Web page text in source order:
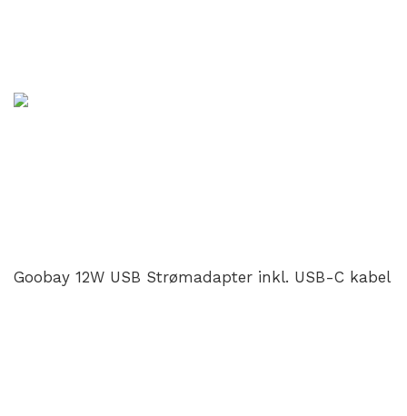
Goobay 12W USB Strømadapter inkl. USB-C kabel